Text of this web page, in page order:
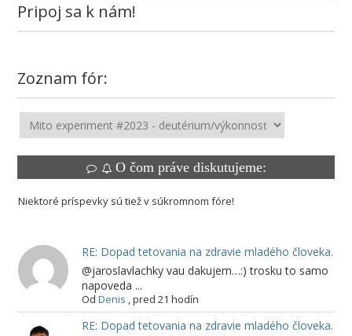
Pripoj sa k nám!
Zoznam fór:
O čom práve diskutujeme:
Niektoré príspevky sú tiež v súkromnom fóre!
RE: Dopad tetovania na zdravie mladého človeka.
@jaroslavlachky vau dakujem…:) trosku to samo
napoveda ...
Od Denis ,pred 21 hodín
RE: Dopad tetovania na zdravie mladého človeka.